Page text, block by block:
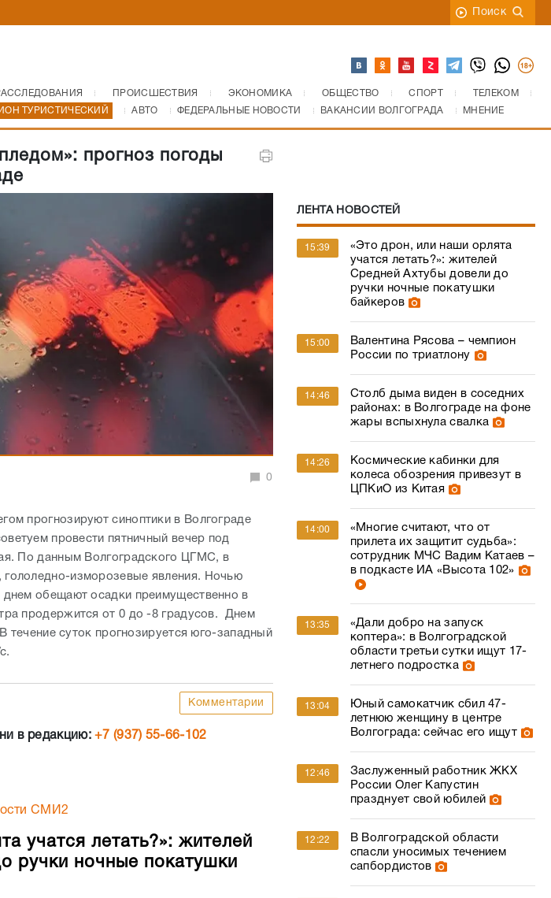
Поиск
ПРОИСШЕСТВИЯ ЭКОНОМИКА ОБЩЕСТВО СПОРТ
ТЕЛЕКОМ
ТУРИСТИЧЕСКИЙ АВТО ФЕДЕРАЛЬНЫЕ НОВОСТИ ВАКАНСИИ ВОЛГОГРАДА МНЕНИЕ
прогноз погоды
0
прогнозируют синоптики в Волгограде
провести пятничный вечер под
По данным Волгоградского ЦГМС, в
изморозевые явления. Ночью
обещают осадки преимущественно в
продержится от 0 до -8 градусов. Днем
течение суток прогнозируется юго-западный
Комментарии
в редакцию:+7 (937) 55-66-102
СМИ2
учатся летать?»: жителей
ручки ночные покатушки
ЛЕНТА НОВОСТЕЙ
15:39
«Это дрон, или наши орлята
учатся летать?»: жителей
Средней Ахтубы довели до
ручки ночные покатушки
байкеров
15:00
Валентина Рясова – чемпион
России по триатлону
14:46
Столб дыма виден в соседних
районах: в Волгограде на фоне
жары вспыхнула свалка
14:26
Космические кабинки для
колеса обозрения привезут в
ЦПКиО из Китая
14:00
«Многие считают, что от
прилета их защитит судьба»:
сотрудник МЧС Вадим Катаев –
в подкасте ИА «Высота 102»
13:35
«Дали добро на запуск
коптера»: в Волгоградской
области третьи сутки ищут 17-
летнего подростка
13:04
Юный самокатчик сбил 47-
летнюю женщину в центре
Волгограда: сейчас его ищут
12:46
Заслуженный работник ЖКХ
России Олег Капустин
празднует свой юбилей
12:22
В Волгоградской области
спасли уносимых течением
сапбордистов